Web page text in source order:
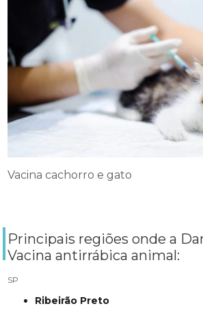
Vacina cachorro e gato
Principais regiões onde a
Vacina antirrábica animal:
SP
Ribeirão Preto